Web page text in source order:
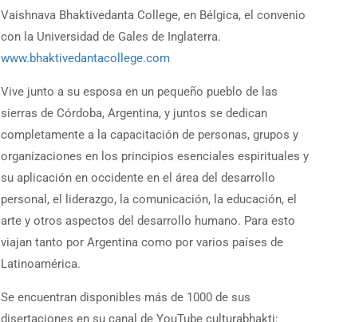
Vaishnava Bhaktivedanta College, en Bélgica, el convenio
con la Universidad de Gales de Inglaterra.
www.bhaktivedantacollege.com
Vive junto a su esposa en un pequeño pueblo de las
sierras de Córdoba, Argentina, y juntos se dedican
completamente a la capacitación de personas, grupos y
organizaciones en los principios esenciales espirituales y
su aplicación en occidente en el área del desarrollo
personal, el liderazgo, la comunicación, la educación, el
arte y otros aspectos del desarrollo humano. Para esto
viajan tanto por Argentina como por varios países de
Latinoamérica.
Se encuentran disponibles más de 1000 de sus
disertaciones en su canal de YouTube culturabhakti: